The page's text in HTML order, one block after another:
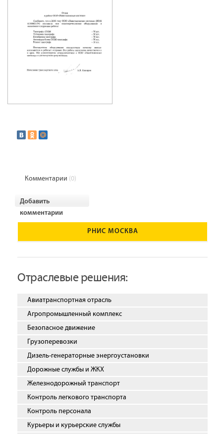
Комментарии (0)
Добавить
комментарии
РНИС МОСКВА
Отраслевые решения:
Авиатранспортная отрасль
Агропромышленный комплекс
Безопасное движение
Грузоперевозки
Дизель-генераторные энергоустановки
Дорожные службы и ЖКХ
Железнодорожный транспорт
Контроль легкового транспорта
Контроль персонала
Курьеры и курьерские службы